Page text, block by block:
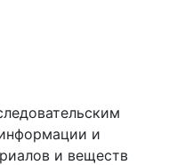
и
и веществ